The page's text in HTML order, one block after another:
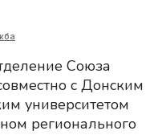
Союза
с Донским
университетом
регионального